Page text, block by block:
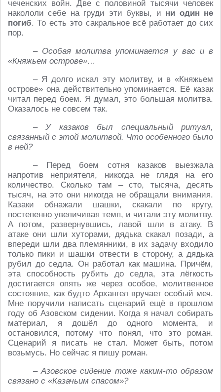
чеченских войн. Две с половиной тысячи человек
накололи себе на груди эти буквы, и ни один не
погиб. То есть это сакральное всё работает до сих
пор.
– Особая молитва упоминается у вас и в
«Княжьем острове»…
– Я долго искал эту молитву, и в «Княжьем
острове» она действительно упоминается. Её казак
читал перед боем. Я думал, это большая молитва.
Оказалось не совсем так.
– У казаков был специальный ритуал,
связанный с этой молитвой. Что особенного было
в ней?
– Перед боем сотня казаков выезжала
напротив неприятеля, никогда не глядя на его
количество. Сколько там – сто, тысяча, десять
тысяч, на это они никогда не обращали внимания.
Казаки обнажали шашки, скакали по кругу,
постепенно увеличивая темп, и читали эту молитву.
А потом, развернувшись, лавой шли в атаку. В
атаке они шли хуторами, дядька скакал позади, а
впереди шли два племянники, в их задачу входило
только пики и шашки отвести в сторону, а дядька
рубил до седла. Он работал как машина. Причём,
эта способность рубить до седла, эта лёгкость
достигается опять же через особое, молитвенное
состояние, как будто Архангел вручает особый меч.
Мне поручили написать сценарий ещё в прошлом
году об Азовском сидении. Когда я начал собирать
материал, я дошёл до одного момента, и
остановился, потому что понял, что это роман.
Сценарий я писать не стал. Может быть, потом
возьмусь. Но сейчас я пишу роман.
– Азовское сидение тоже каким-то образом
связано с «Казачьим спасом»?